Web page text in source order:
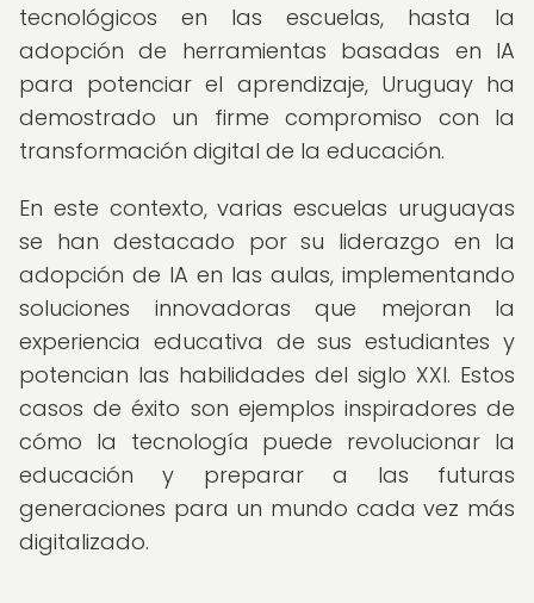
tecnológicos en las escuelas, hasta la
adopción de herramientas basadas en IA
para potenciar el aprendizaje, Uruguay ha
demostrado un firme compromiso con la
transformación digital de la educación.
En este contexto, varias escuelas uruguayas
se han destacado por su liderazgo en la
adopción de IA en las aulas, implementando
soluciones innovadoras que mejoran la
experiencia educativa de sus estudiantes y
potencian las habilidades del siglo XXI. Estos
casos de éxito son ejemplos inspiradores de
cómo la tecnología puede revolucionar la
educación y preparar a las futuras
generaciones para un mundo cada vez más
digitalizado.